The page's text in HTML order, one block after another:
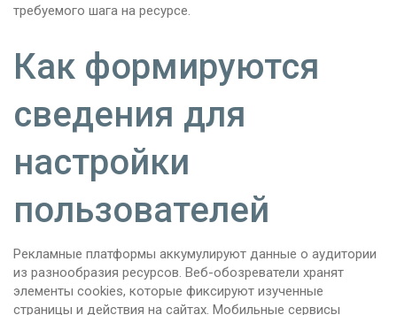
требуемого шага на ресурсе.
Как формируются
сведения для
настройки
пользователей
Рекламные платформы аккумулируют данные о аудитории
из разнообразия ресурсов. Веб-обозреватели хранят
элементы cookies, которые фиксируют изученные
страницы и действия на сайтах. Мобильные сервисы